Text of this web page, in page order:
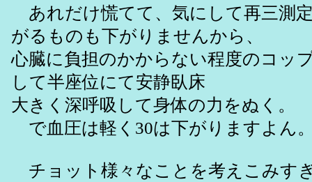
あれだけ慌てて、気にして再三測
がるものも下がりませんから、
心臓に負担のかからない程度のコッ
して半座位にて安静臥床
大きく深呼吸して身体の力をぬく。
で血圧は軽く30は下がりますよん
チョット様々なことを考えこみす